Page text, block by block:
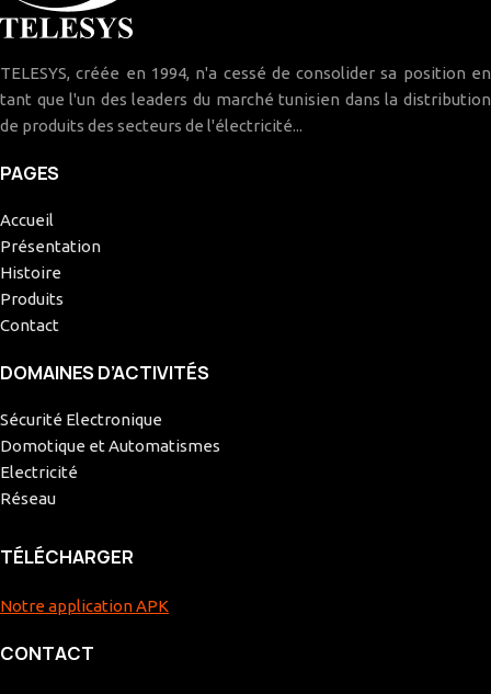
TELESYS, créée en 1994, n'a cessé de consolider sa position en
tant que l'un des leaders du marché tunisien dans la distribution
de produits des secteurs de l'électricité...
PAGES
Accueil
Présentation
Histoire
Produits
Contact
DOMAINES D’ACTIVITÉS
Sécurité Electronique
Domotique et Automatismes
Electricité
Réseau
TÉLÉCHARGER
Notre application APK
CONTACT